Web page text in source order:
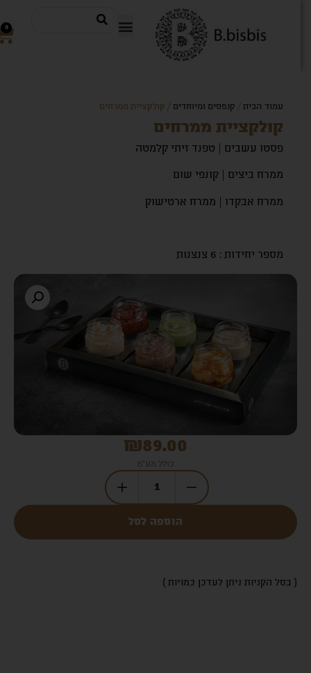
עמוד הבית/קנפסים ומיוחדים/ קולקציית ממרחים
קולקציית ממרחים
פסטו עשבים | טפנד זיתי קלמטה
ממרח ביצים | קונפי שום
ממרח אבקדו | ממרח ארטישוק
מספר יחידות : 6 צנצנות
₪89.00
כולל מע"מ
הוספה לסל
( בסל הקניות ניתן לעדכן כמויות )